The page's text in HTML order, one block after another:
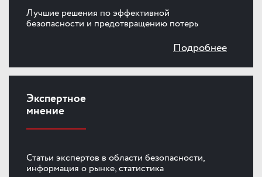
Лучшие решения по эффективной
безопасности и предотвращению потерь
Подробнее
Экспертное
мнение
Статьи экспертов в области безопасности,
информация о рынке, статистика